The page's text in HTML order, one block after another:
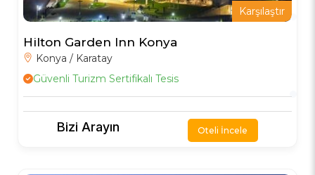
Karşılaştır
Hilton Garden Inn Konya
Konya / Karatay
Güvenli Turizm Sertifikalı Tesis
Bizi Arayın Oteli İncele